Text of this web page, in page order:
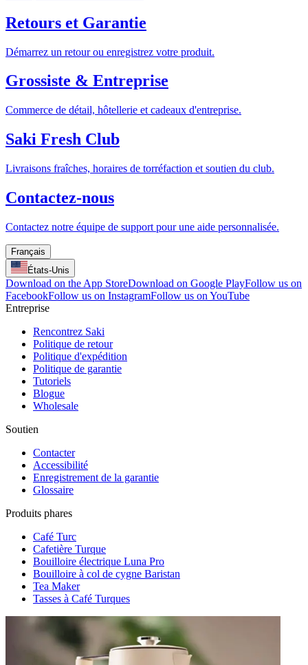
Retours et Garantie
Démarrez un retour ou enregistrez votre produit.
Grossiste & Entreprise
Commerce de détail, hôtellerie et cadeaux d'entreprise.
Saki Fresh Club
Livraisons fraîches, horaires de torréfaction et soutien du club.
Contactez-nous
Contactez notre équipe de support pour une aide personnalisée.
Français
États-Unis
Download on the App StoreDownload on Google PlayFollow us on
FacebookFollow us on InstagramFollow us on YouTube
Entreprise
Rencontrez Saki
Politique de retour
Politique d'expédition
Politique de garantie
Tutoriels
Blogue
Wholesale
Soutien
Contacter
Accessibilité
Enregistrement de la garantie
Glossaire
Produits phares
Café Turc
Cafetière Turque
Bouilloire électrique Luna Pro
Bouilloire à col de cygne Baristan
Tea Maker
Tasses à Café Turques